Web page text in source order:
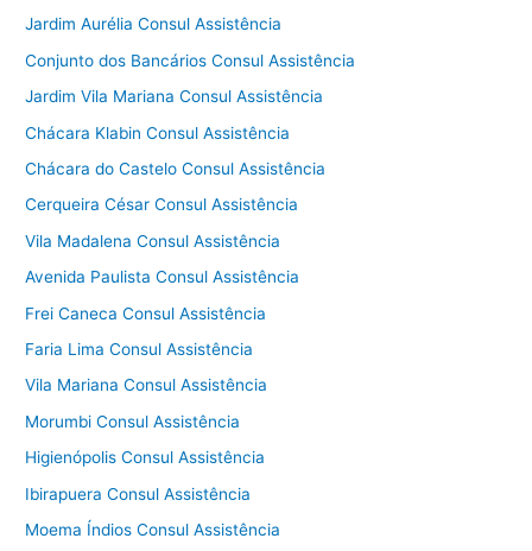
Jardim Aurélia Consul Assistência
Conjunto dos Bancários Consul Assistência
Jardim Vila Mariana Consul Assistência
Chácara Klabin Consul Assistência
Chácara do Castelo Consul Assistência
Cerqueira César Consul Assistência
Vila Madalena Consul Assistência
Avenida Paulista Consul Assistência
Frei Caneca Consul Assistência
Faria Lima Consul Assistência
Vila Mariana Consul Assistência
Morumbi Consul Assistência
Higienópolis Consul Assistência
Ibirapuera Consul Assistência
Moema Índios Consul Assistência